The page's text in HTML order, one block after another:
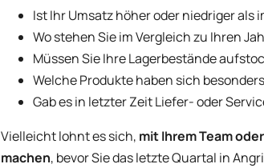
Ist Ihr Umsatz höher oder niedriger als
Wo stehen Sie im Vergleich zu Ihren
Müssen Sie Ihre Lagerbestände
Welche Produkte haben sich
Gab es in letzter Zeit Liefer- oder
Vielleicht lohnt es sich, mit Ihrem Team
machen, bevor Sie das letzte Quartal in